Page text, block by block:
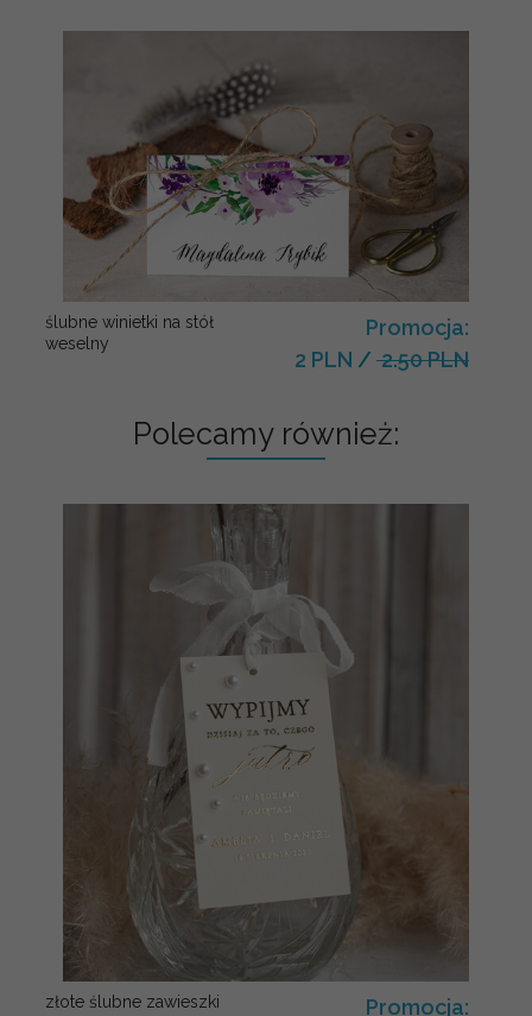
ślubne winietki na stół
weselny
Promocja:
2 PLN / 2.50 PLN
Polecamy również:
złote ślubne zawieszki
Promocja: